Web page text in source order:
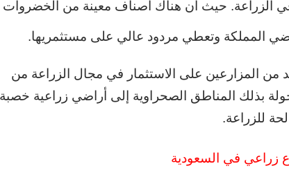
في الزراعة. حيث أن هناك أصناف معينة من الخضروات
المملكة وتعطي مردود عالي على مستثمريها.
من المزارعين على الاستثمار في مجال الزراعة من
بذلك المناطق الصحراوية إلى أراضي زراعية خصبة
للزراعة.
زراعي في السعودية